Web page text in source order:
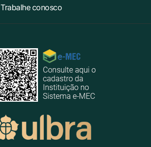
Trabalhe conosco